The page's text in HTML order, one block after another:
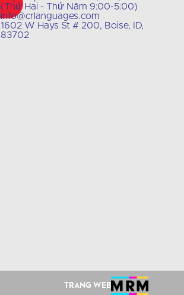
(Thứ Hai - Thứ Năm 9:00-5:00)
info@crlanguages.com
1602 W Hays St # 200, Boise, ID,
83702
Trang web